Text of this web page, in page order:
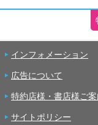
インフォメーション
広告について
特約店様・書店様ご案
サイトポリシー